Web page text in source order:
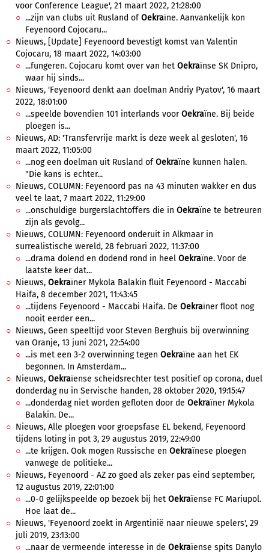
voor Conference League', 21 maart 2022, 21:28:00
...zijn van clubs uit Rusland ofOekraïne. Aanvankelijk kon
Feyenoord Cojocaru...
Nieuws, [Update] Feyenoord bevestigt komst van Valentin
Cojocaru, 18 maart 2022, 14:03:00
...fungeren. Cojocaru komt over van het Oekraïnse SK Dnipro,
waar hij sinds...
Nieuws, 'Feyenoord denkt aan doelman Andriy Pyatov', 16 maart
2022, 18:01:00
...speelde bovendien 101 interlands voorOekraïne. Bij beide
ploegen is...
Nieuws, AD: 'Transfervrije markt is deze week al gesloten', 16
maart 2022, 11:05:00
...nog een doelman uit Rusland ofOekraïne kunnen halen.
"Die kans is echter...
Nieuws, COLUMN: Feyenoord pas na 43 minuten wakker en dus
veel te laat, 7 maart 2022, 11:29:00
...onschuldige burgerslachtoffers die in Oekraïne te betreuren
zijn als gevolg...
Nieuws, COLUMN: Feyenoord onderuit in Alkmaar in
surrealistische wereld, 28 februari 2022, 11:37:00
...drama dolend en dodend rond in heel Oekraïne. Voor de
laatste keer dat...
Nieuws, Oekraïner Mykola Balakin fluit Feyenoord - Maccabi
Haifa, 8 december 2021, 11:43:45
...tijdens Feyenoord - Maccabi Haifa. De Oekraïner floot nog
nooit eerder een...
Nieuws, Geen speeltijd voor Steven Berghuis bij overwinning
van Oranje, 13 juni 2021, 22:54:00
...is met een 3-2 overwinning tegen Oekraïne aan het EK
begonnen. In Amsterdam...
Nieuws, Oekraïense scheidsrechter test positief op corona, duel
donderdag nu in Servische handen, 28 oktober 2020, 19:15:47
...donderdag niet worden gefloten door de Oekraïner Mykola
Balakin. De...
Nieuws, Alle ploegen voor groepsfase EL bekend, Feyenoord
tijdens loting in pot 3, 29 augustus 2019, 22:49:00
...te krijgen. Ook mogen Russische en Oekraïnese ploegen
vanwege de politieke...
Nieuws, Feyenoord - AZ zo goed als zeker pas eind september,
12 augustus 2019, 22:01:00
...0-0 gelijkspeelde op bezoek bij het Oekraïense FC Mariupol.
Hoe laat de...
Nieuws, 'Feyenoord zoekt in Argentinië naar nieuwe spelers', 29
juli 2019, 23:13:00
...naar de vermeende interesse in de Oekraïense spits Danylo